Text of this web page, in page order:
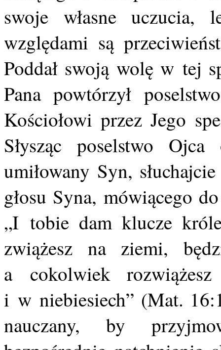
swoje własne
względami są
Poddał swoją wolę w tej
Pana powtórzył
Kościołowi przez Jego
Słysząc poselstwo
umiłowany Syn,
głosu Syna, mówiącego
„I tobie dam klucze
zwiążesz na ziemi,
a cokolwiek
i w niebiesiech” (Mat.
nauczany, by